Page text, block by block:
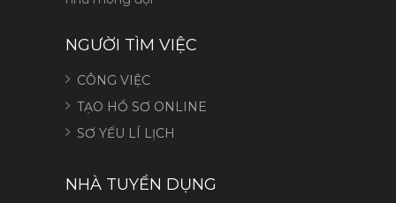
NGƯỜI TÌM VIỆC
CÔNG VIỆC
TẠO HỒ SƠ ONLINE
SƠ YẾU LÍ LỊCH
NHÀ TUYỂN DỤNG